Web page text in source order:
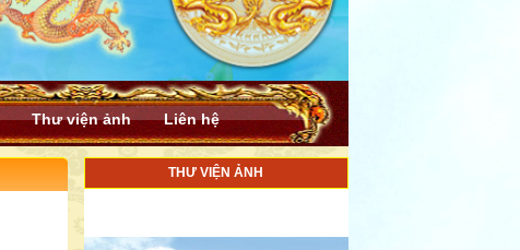
Thư viện ảnh Liên hệ
THƯ VIỆN ẢNH